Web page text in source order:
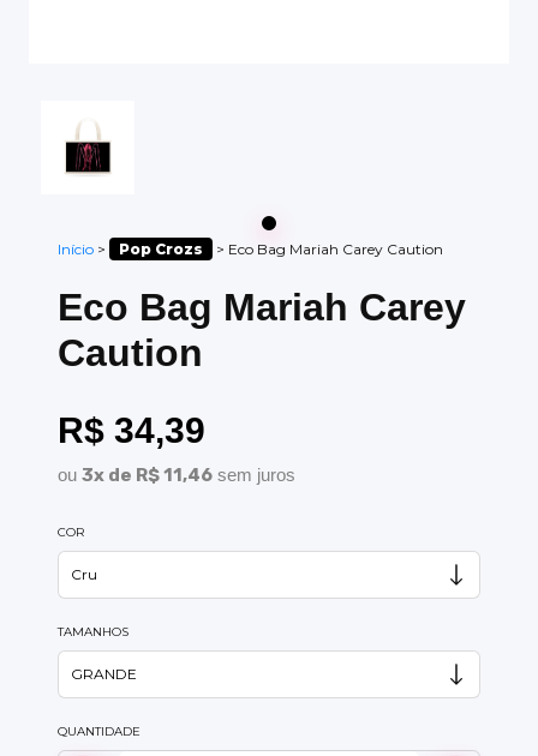
Início > Pop Crozs > Eco Bag Mariah Carey Caution
Eco Bag Mariah Carey
Caution
R$ 34,39
ou 3x de R$ 11,46 sem juros
COR
TAMANHOS
QUANTIDADE